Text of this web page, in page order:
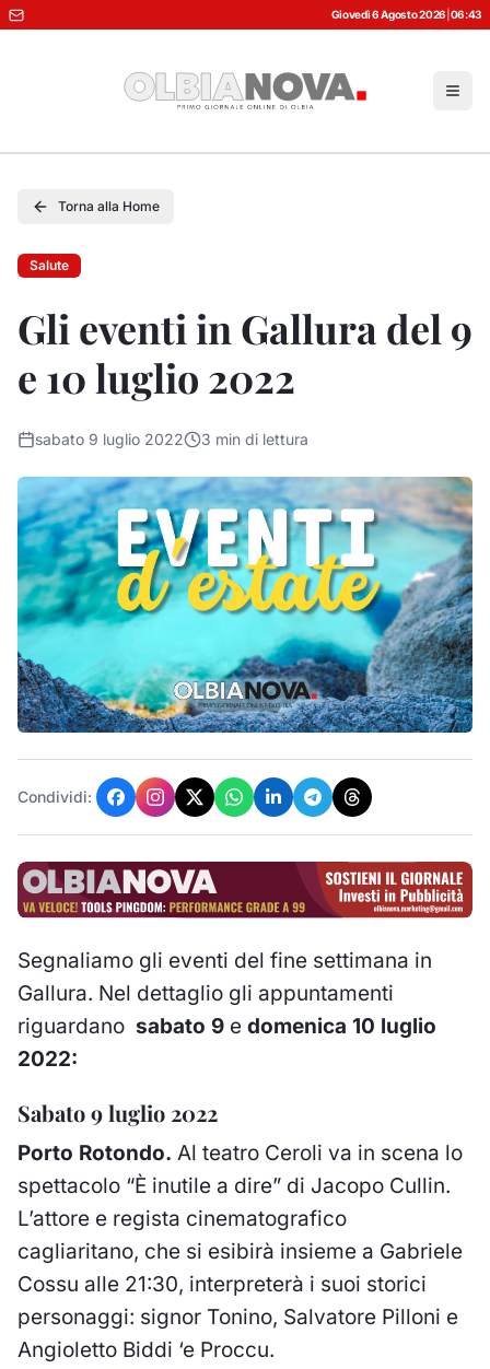
Giovedì 6 Agosto 2026 06:43
Torna alla Home
Salute
Gli eventi in Gallura del 9
e 10 luglio 2022
sabato 9 luglio 2022 3 min di lettura
Condividi:
Segnaliamo gli eventi del fine settimana in
Gallura. Nel dettaglio gli appuntamenti
riguardano sabato 9 e domenica 10 luglio
2022:
Sabato 9 luglio 2022
Porto Rotondo. Al teatro Ceroli va in scena lo
spettacolo “È inutile a dire” di Jacopo Cullin.
L’attore e regista cinematografico
cagliaritano, che si esibirà insieme a Gabriele
Cossu alle 21:30, interpreterà i suoi storici
personaggi: signor Tonino, Salvatore Pilloni e
Angioletto Biddi ‘e Proccu.